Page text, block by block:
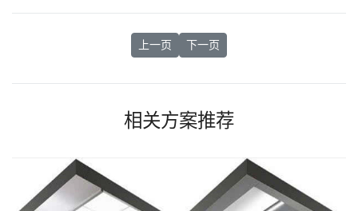
上一篇文章: 电梯吊顶设计方案①
上一页 下一篇文章： 电梯吊顶设计方案③
下一页
相关方案推荐